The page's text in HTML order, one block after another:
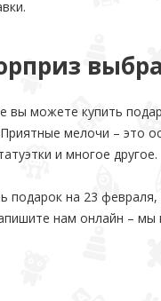
вы можете купить
мелочи – это
и многое другое.
подарок на 23
нам онлайн –